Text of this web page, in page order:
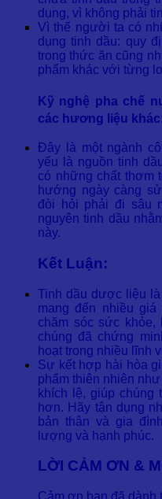
dụng, vì không phải
Vì thế người ta có
dụng tinh dầu: quy
trong thức ăn cũng
phẩm khác với từng
Kỹ nghệ pha chế
các hương liệu
Ðây là một ngành
yếu là nguồn tinh
có những chất thơm
hướng ngày càng
đòi hỏi phải đi sâu
nguyên tinh dầu
này.
Kết Luận:
Tinh dầu dược liệu
mang đến nhiều
chăm sóc sức
chúng đã chứng
hoạt trong nhiều lĩnh
Sự kết hợp hài hòa
phẩm thiên nhiên
khích lệ, giúp chúng
hơn. Hãy tận dụng
bản thân và gia
lượng và hạnh phúc.
LỜI CẢM ƠN &